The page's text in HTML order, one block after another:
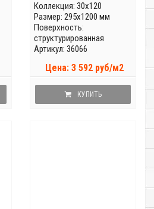
Коллекция: 30x120
Размер: 295x1200 мм
Поверхность:
структурированная
Артикул: 36066
Цена: 3 592 руб/м2
КУПИТЬ